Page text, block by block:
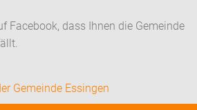
Facebook, dass Ihnen die Gemeinde
Gemeinde Essingen